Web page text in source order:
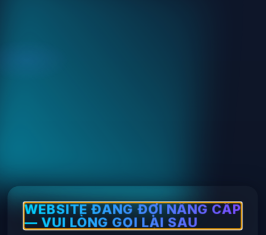
WEBSITE ĐANG ĐỢI NÂNG CẤP
— VUI LÒNG GỌI LẠI SAU